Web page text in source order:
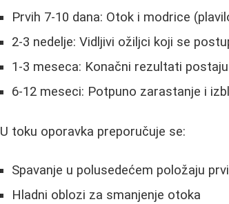
Prvih 7-10 dana: Otok i modrice
2-3 nedelje: Vidljivi ožiljci koji se
1-3 meseca: Konačni rezultati
6-12 meseci: Potpuno zarastanje i
U toku oporavka preporučuje se:
Spavanje u polusedećem položaju
Hladni oblozi za smanjenje otoka